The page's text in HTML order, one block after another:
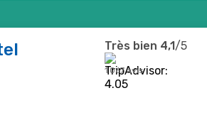
Très bien 4,1/5
1 067 avis